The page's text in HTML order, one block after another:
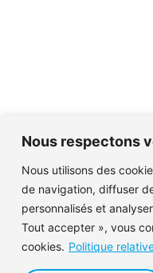
Nous respectons
Nous utilisons des
de navigation, diffuser
personnalisés et
Tout accepter », vous
cookies. Politique